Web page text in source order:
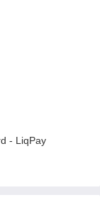
- LiqPay